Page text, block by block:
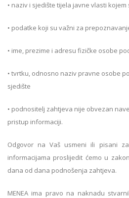
• naziv i sjedište tijela javne vlasti
• podatke koji su važni za
• ime, prezime i adresu fizičke osobe
• tvrtku, odnosno naziv pravne osobe
sjedište
• podnositelj zahtjeva nije obvezan
pristup informaciji.
Odgovor na Vaš usmeni ili pisani
informacijama proslijedit ćemo u
dana od dana podnošenja zahtjeva.
MENEA ima pravo na naknadu